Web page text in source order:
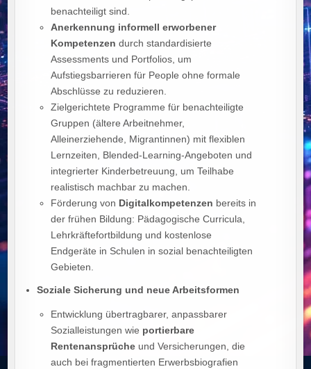
benachteiligt sind.
Anerkennung informell erworbener
Kompetenzen durch standardisierte
Assessments und Portfolios, um
Aufstiegsbarrieren für People ohne formale
Abschlüsse zu reduzieren.
Zielgerichtete Programme für benachteiligte
Gruppen (ältere Arbeitnehmer,
Alleinerziehende, Migrantinnen) mit flexiblen
Lernzeiten, Blended‑Learning‑Angeboten und
integrierter Kinderbetreuung, um Teilhabe
realistisch machbar zu machen.
Förderung von Digitalkompetenzen bereits in
der frühen Bildung: Pädagogische Curricula,
Lehrkräftefortbildung und kostenlose
Endgeräte in Schulen in sozial benachteiligten
Gebieten.
Soziale Sicherung und neue Arbeitsformen
Entwicklung übertragbarer, anpassbarer
Sozialleistungen wie portierbare
Rentenansprüche und Versicherungen, die
auch bei fragmentierten Erwerbsbiografien